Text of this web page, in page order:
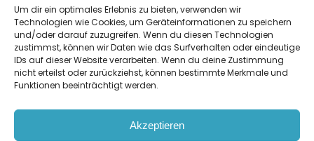
Um dir ein optimales Erlebnis zu bieten, verwenden wir
Technologien wie Cookies, um Geräteinformationen zu speichern
und/oder darauf zuzugreifen. Wenn du diesen Technologien
zustimmst, können wir Daten wie das Surfverhalten oder eindeutige
IDs auf dieser Website verarbeiten. Wenn du deine Zustimmung
nicht erteilst oder zurückziehst, können bestimmte Merkmale und
Funktionen beeinträchtigt werden.
Akzeptieren
ist ein Service von
Krenn Real GmbH
Tischlerstraße 12
4050Traun| Österreich
Kontakt